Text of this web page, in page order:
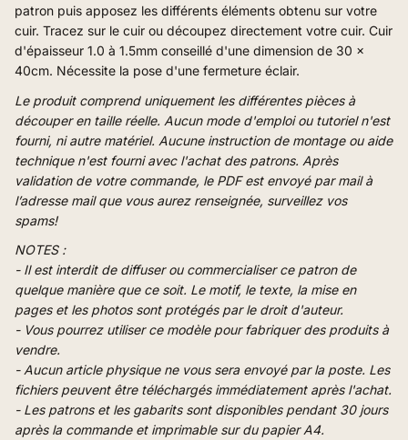
patron puis apposez les différents éléments obtenu sur votre
cuir. Tracez sur le cuir ou découpez directement votre cuir. Cuir
d'épaisseur 1.0 à 1.5mm conseillé d'une dimension de 30 x
40cm. Nécessite la pose d'une fermeture éclair.
Le produit comprend uniquement les différentes pièces à
découper en taille réelle. Aucun mode d'emploi ou tutoriel n'est
fourni, ni autre matériel. Aucune instruction de montage ou aide
technique n'est fourni avec l'achat des patrons. Après
validation de votre commande, le PDF est envoyé par mail à
l’adresse mail que vous aurez renseignée, surveillez vos
spams!
NOTES :
- Il est interdit de diffuser ou commercialiser ce patron de
quelque manière que ce soit. Le motif, le texte, la mise en
pages et les photos sont protégés par le droit d'auteur.
- Vous pourrez utiliser ce modèle pour fabriquer des produits à
vendre.
- Aucun article physique ne vous sera envoyé par la poste. Les
fichiers peuvent être téléchargés immédiatement après l'achat.
- Les patrons et les gabarits sont disponibles pendant 30 jours
après la commande et imprimable sur du papier A4.